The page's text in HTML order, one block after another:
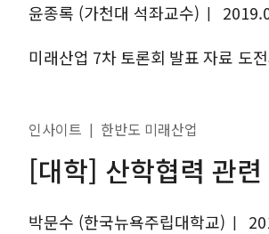
윤종록 (가천대 석좌교수) |
미래산업 7차 토론회 발표 자료 도
인사이트 | 한반도 미래산업
[대학] 산학협력 관
박문수 (한국뉴욕주립대학교) |